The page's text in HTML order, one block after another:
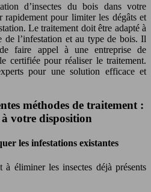
d’insectes du bois dans votre
rapidement pour limiter les dégâts et
Le traitement doit être adapté à
de l’infestation et au type de bois. Il
faire appel à une entreprise de
certifiée pour réaliser le traitement.
pour une solution efficace et
méthodes de traitement :
votre disposition
les infestations existantes
à éliminer les insectes déjà présents